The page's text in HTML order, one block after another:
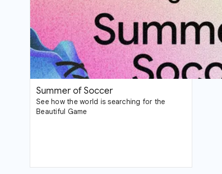
Summer of Soccer
See how the world is searching for the
Beautiful Game